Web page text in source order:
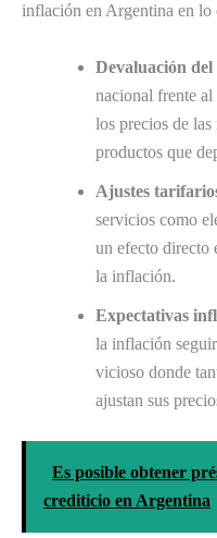
inflación en Argentina en
Devaluación del
nacional frente al
los precios de
productos que
Ajustes
servicios como
un efecto directo
la inflación.
Expectativas
la inflación
vicioso donde
ajustan sus
Es posible obtener
crediticio en Argentina